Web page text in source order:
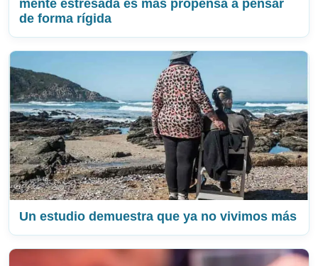
mente estresada es más propensa a pensar
de forma rígida
Un estudio demuestra que ya no vivimos más